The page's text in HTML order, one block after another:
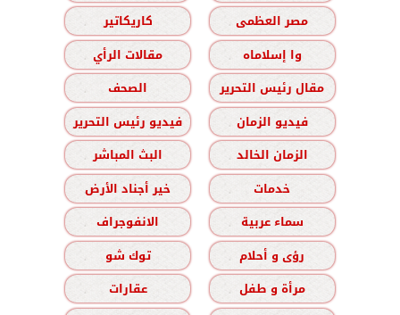
مصر العظمى
كاريكاتير
وا إسلاماه
مقالات الرأي
مقال رئيس التحرير
الصحف
فيديو الزمان
فيديو رئيس التحرير
الزمان الخالد
البث المباشر
خدمات
خير أجناد الأرض
سماء عربية
الانفوجراف
رؤى و أحلام
توك شو
مرأة و طفل
عقارات